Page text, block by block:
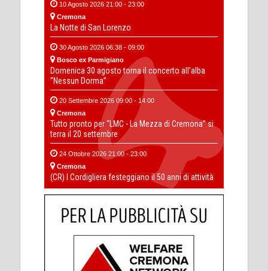
10 Agosto 2026 21:00 - 23:00
Cremona
La Notte di San Lorenzo
30 Agosto 2026 06:38 - 09:00
Bosco ex Parmigiano
Domenica 30 agosto torna il concerto all’alba
“Nessun Dorma”
20 Settembre 2026 09:00 - 14:00
Cremona
Tutto pronto per “LMC - La Mezza di Cremona” si
terra il 20 settembre
24 Ottobre 2026 21:00 - 23:00
Cremona
(CR) I Cordigliera festeggiano il 50 anni di attività